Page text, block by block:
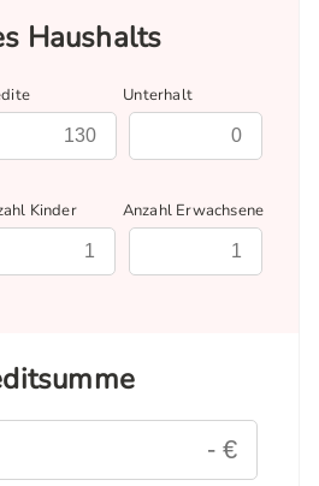
Haushalts
Unterhalt
Kinder Anzahl Erwachsene